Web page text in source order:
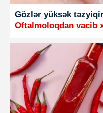
Gözlər yüksək
Oftalmoloqdan vacib